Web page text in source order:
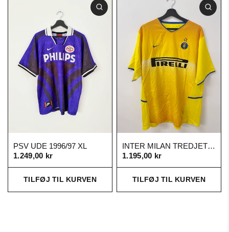
PSV UDE 1996/97 XL
1.249,00 kr
TILFØJ TIL KURVEN
INTER MILAN TREDJETRØJE 02/03 (XL)
1.195,00 kr
TILFØJ TIL KURVEN